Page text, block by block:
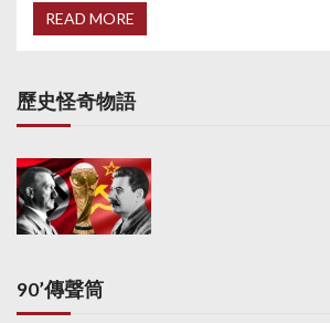
READ MORE
歷史怪奇物語
90’傳聲筒